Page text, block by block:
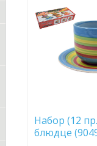
ИЗБРАННОЕ
Набор (12
блюдце